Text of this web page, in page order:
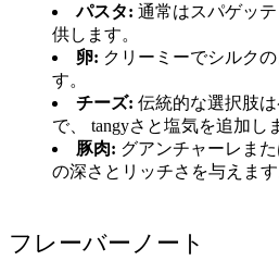
パスタ: 通常はスパゲッ
供します。
卵: クリーミーでシルク
す。
チーズ: 伝統的な選択肢
で、 tangyさと塩気を追加し
豚肉: グアンチャーレま
の深さとリッチさを与えます
フレーバーノート